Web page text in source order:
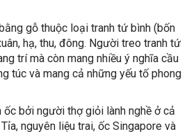
gỗ thuộc loại tranh tứ bình (bốn
hạ, thu, đông. Người treo tranh tứ
trí mà còn mang nhiều ý nghĩa cầu
túc và mang cả những yếu tố phong
bởi người thợ giỏi lành nghề ở cả
nguyên liệu trai, ốc Singapore và